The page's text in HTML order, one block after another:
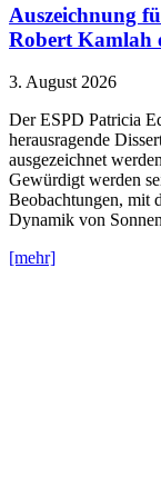
Auszeichnung
Robert Kamlah
3. August 2026
Der ESPD Patricia
herausragende
ausgezeichnet
Gewürdigt werden
Beobachtungen, mit
Dynamik von
[mehr]